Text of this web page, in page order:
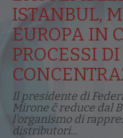
ISTANBUL,
EUROPA IN
PROCESSI DI
Il presidente di
Mirone č reduce dal
l'organismo di
distributori...